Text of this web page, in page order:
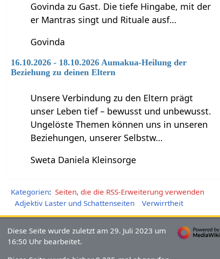
Govinda zu Gast. Die tiefe Hingabe, mit der
er Mantras singt und Rituale ausf…
Govinda
16.10.2026 - 18.10.2026 Aumakua-Heilung der
Beziehung zu deinen Eltern
Unsere Verbindung zu den Eltern prägt
unser Leben tief – bewusst und unbewusst.
Ungelöste Themen können uns in unseren
Beziehungen, unserer Selbstw…
Sweta Daniela Kleinsorge
Kategorien: Seiten, die die RSS-Erweiterung verwenden
Adjektiv Laster und Schattenseiten
Verwirrtheit
Diese Seite wurde zuletzt am 29. Juli 2023 um
16:50 Uhr bearbeitet.